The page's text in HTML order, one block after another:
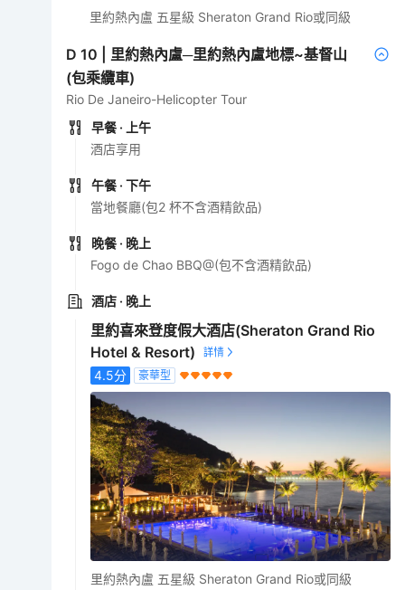
里約熱內盧 五星級 Sheraton Grand Rio或同級
D10
里約熱內盧─里約熱內盧地標~基督山
(包乘纜車)
Rio De Janeiro-Helicopter Tour
早餐 · 上午
酒店享用
午餐 · 下午
當地餐廳(包2 杯不含酒精飲品)
晚餐 · 晚上
Fogo de Chao BBQ@(包不含酒精飲品)
酒店 · 晚上
里約喜來登度假大酒店(Sheraton Grand Rio
Hotel & Resort)
4.5分 豪華型
里約熱內盧 五星級 Sheraton Grand Rio或同級